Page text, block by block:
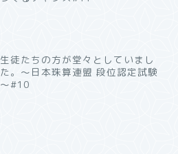
生徒たちの方が堂々としていまし
た。～日本珠算連盟 段位認定試験
～#10